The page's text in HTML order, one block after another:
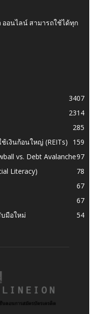
ออนไลน์ สามารถใช้ได้ทุก
3407
2314
285
เงินก้อนใหญ่ (REITs)
159
vs. Debt Avalanche97
Literacy)
78
67
67
มือใหม่
54